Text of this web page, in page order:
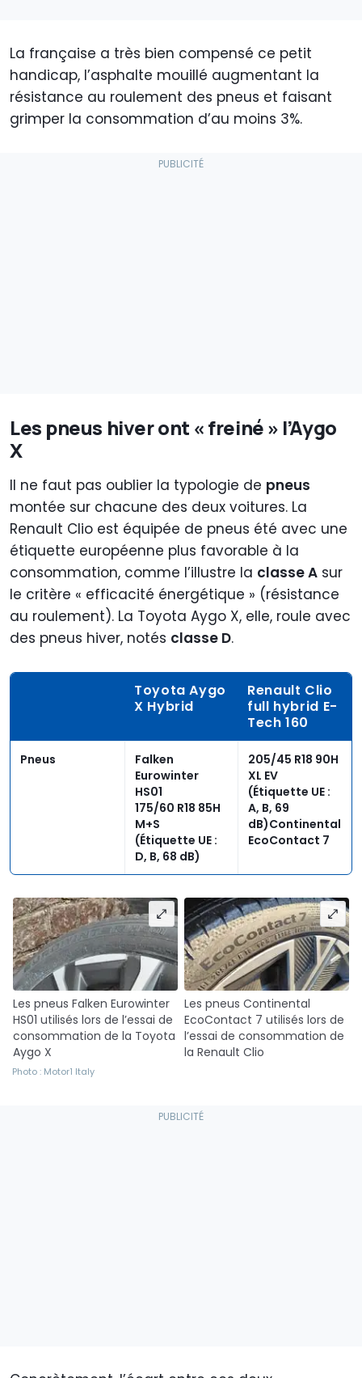
La française a très bien compensé ce petit
handicap, l’asphalte mouillé augmentant la
résistance au roulement des pneus et faisant
grimper la consommation d’au moins 3%.
Les pneus hiver ont « freiné » l’Aygo
X
Il ne faut pas oublier la typologie de pneus
montée sur chacune des deux voitures. La
Renault Clio est équipée de pneus été avec une
étiquette européenne plus favorable à la
consommation, comme l’illustre la classe A sur
le critère « efficacité énergétique » (résistance
au roulement). La Toyota Aygo X, elle, roule avec
des pneus hiver, notés classe D.
Toyota Aygo
X Hybrid
Renault Clio
full hybrid E-
Tech 160
Pneus
Falken
Eurowinter
HS01
175/60 R18 85H
M+S
(Étiquette UE :
D, B, 68 dB)
205/45 R18 90H
XL EV
(Étiquette UE :
A, B, 69
dB)Continental
EcoContact 7
Les pneus Falken Eurowinter
HS01 utilisés lors de l’essai de
consommation de la Toyota
Aygo X
Les pneus Continental
EcoContact 7 utilisés lors de
l’essai de consommation de
la Renault Clio
Photo : Motor1 Italy